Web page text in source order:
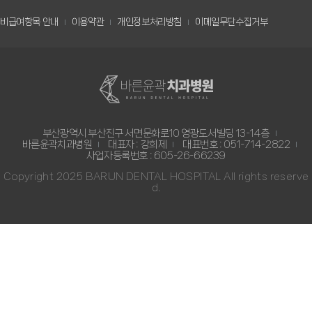
비급여항목 안내 이용약관 개인정보처리방침 이메일무단수집거부
부산광역시 부산진구 서면문화로10 영광도서빌딩 13-14층
바른윤곽치과병원
대표자 : 강희제
대표번호 : 051-714-2822
사업자등록번호 : 605-26-66239
Copyright 2025 BARUN DENTAL HOSPITAL All rights reserve
d.